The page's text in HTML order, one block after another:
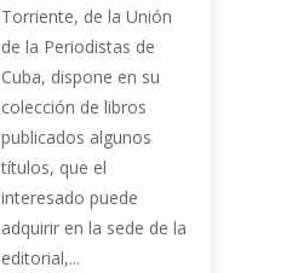
Torriente, de la Unión
de la Periodistas de
Cuba, dispone en su
colección de libros
publicados algunos
títulos, que el
interesado puede
adquirir en la sede de la
editorial,...